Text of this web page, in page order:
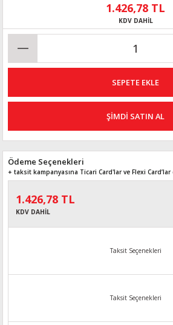
1.426,78 TL
KDV DAHİL
SEPETE EKLE
ŞİMDİ SATIN AL
Ödeme Seçenekleri
+ taksit kampanyasına Ticari Card'lar ve Flexi
1.426,78 TL
KDV DAHİL
Taksit Seçenekleri
Taksit Seçenekleri